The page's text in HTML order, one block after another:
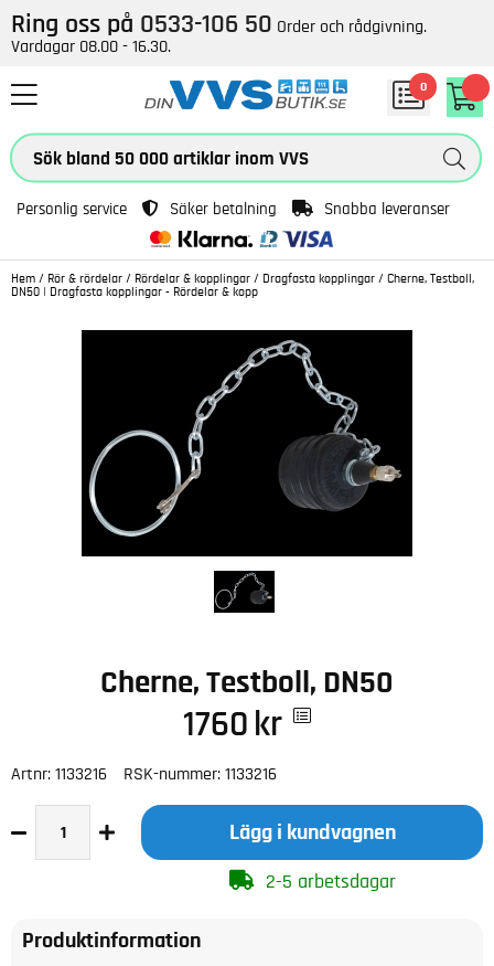
Ring oss på 0533-106 50 Order och rådgivning.
Vardagar 08.00 - 16.30.
0
Personlig service Säker betalning Snabba leveranser
Hem / Rör & rördelar / Rördelar & kopplingar / Dragfasta kopplingar / Cherne, Testboll,
DN50 | Dragfasta kopplingar - Rördelar & kopp
Cherne, Testboll, DN50
1760 kr
Artnr: 1133216 RSK-nummer: 1133216
Lägg i kundvagnen
2-5 arbetsdagar
Produktinformation